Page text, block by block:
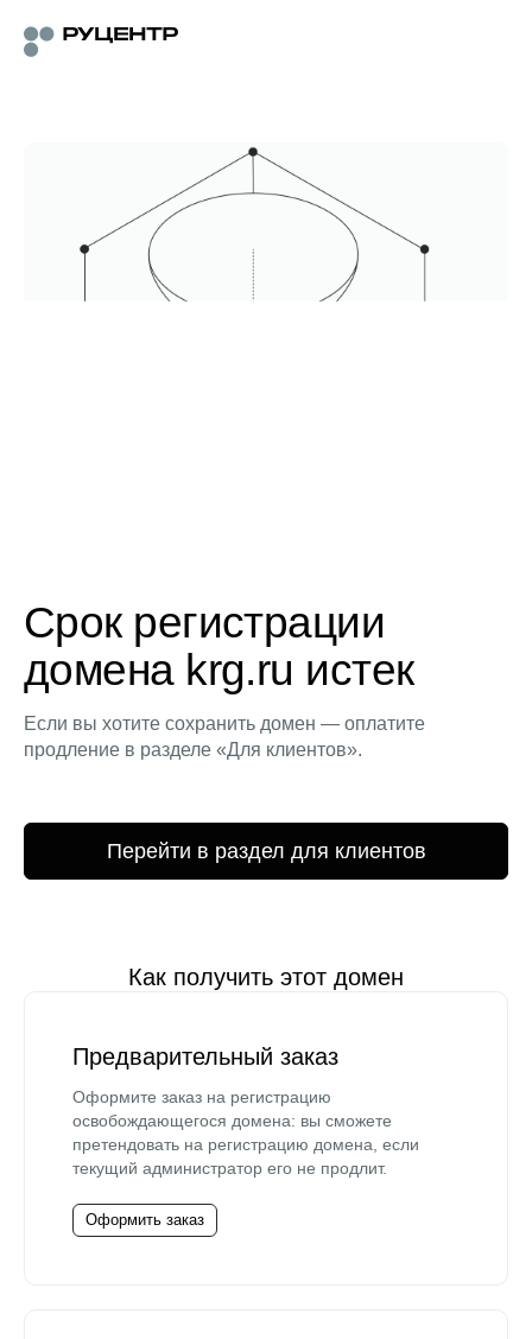
Срок регистрации
домена krg.ru истек
Если вы хотите сохранить домен — оплатите
продление в разделе «Для клиентов».
Перейти в раздел для клиентов
Как получить этот домен
Предварительный заказ
Оформите заказ на регистрацию
освобождающегося домена: вы сможете
претендовать на регистрацию домена, если
текущий администратор его не продлит.
Оформить заказ